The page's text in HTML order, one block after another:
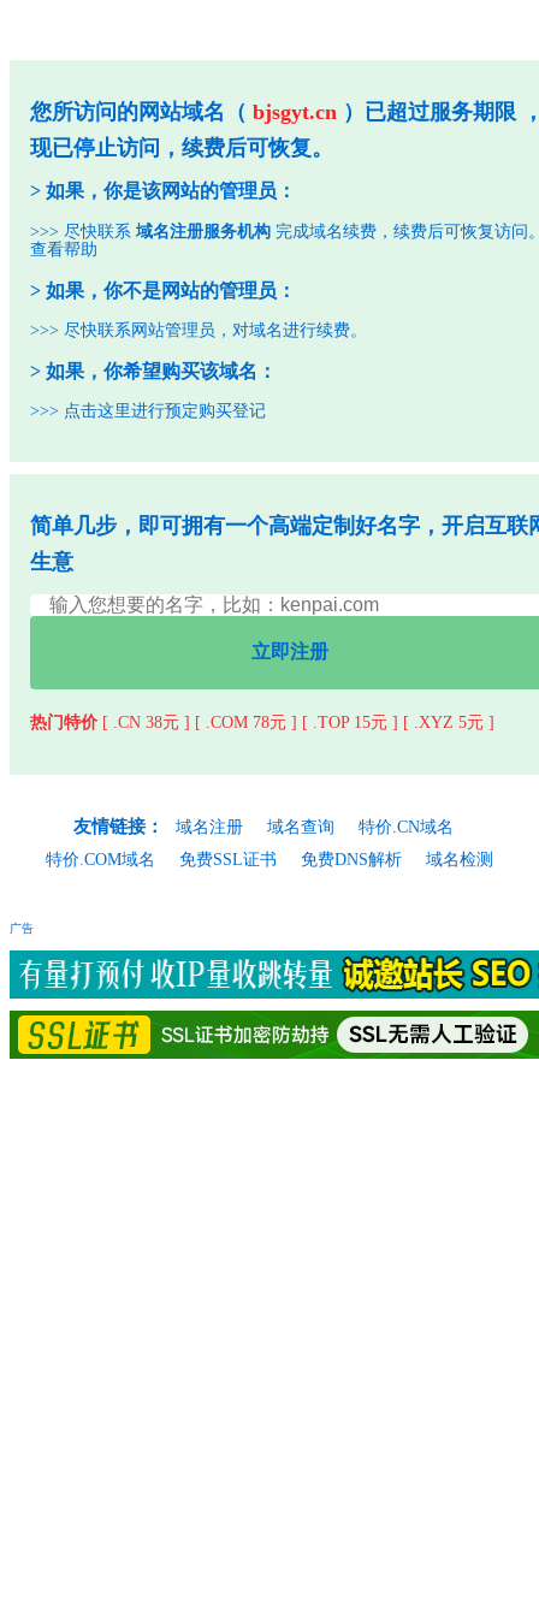
您所访问的网站域名（bjsgyt.cn ）已超过服务期限
现已停止访问，续费后可恢复。
> 如果，你是该网站的管理员：
>>> 尽快联系域名注册服务机构 完成域名续费，续费后可恢复访问
查看帮助
> 如果，你不是网站的管理员：
>>> 尽快联系网站管理员，对域名进行续费。
> 如果，你希望购买该域名：
>>> 点击这里进行预定购买登记
简单几步，即可拥有一个高端定制好名字，开启互联
生意
立即注册
热门特价 [ .CN 38元 ] [ .COM 78元 ] [ .TOP 15元 ] [ .XYZ 5元 ]
友情链接： 域名注册 域名查询
特价.CN域名
特价.COM域名
免费SSL证书 免费DNS解析 域名检测
广告